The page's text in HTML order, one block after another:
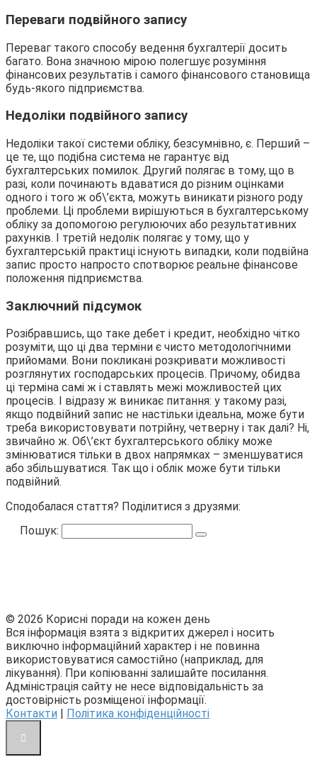
Переваги подвійного запису
Переваг такого способу ведення бухгалтерії досить
багато. Вона значною мірою полегшує розуміння
фінансових результатів і самого фінансового становища
будь-якого підприємства.
Недоліки подвійного запису
Недоліки такої системи обліку, безсумнівно, є. Перший –
це те, що подібна система не гарантує від
бухгалтерських помилок. Другий полягає в тому, що в
разі, коли починають вдаватися до різним оцінками
одного і того ж об\’єкта, можуть виникати різного роду
проблеми. Ці проблеми вирішуються в бухгалтерському
обліку за допомогою регулюючих або результативних
рахунків. І третій недолік полягає у тому, що у
бухгалтерській практиці існують випадки, коли подвійна
запис просто напросто спотворює реальне фінансове
положення підприємства.
Заключний підсумок
Розібравшись, що таке дебет і кредит, необхідно чітко
розуміти, що ці два терміни є чисто методологічними
прийомами. Вони покликані розкривати можливості
розглянутих господарських процесів. Причому, обидва
ці терміна самі ж і ставлять межі можливостей цих
процесів. І відразу ж виникає питання: у такому разі,
якщо подвійний запис не настільки ідеальна, може бути
треба використовувати потрійну, четверну і так далі? Ні,
звичайно ж. Об\’єкт бухгалтерського обліку може
змінюватися тільки в двох напрямках – зменшуватися
або збільшуватися. Так що і облік може бути тільки
подвійний.
Сподобалася стаття? Поділитися з друзями:
Пошук:
© 2026 Корисні поради на кожен день
Вся інформація взята з відкритих джерел і носить
виключно інформаційний характер і не повинна
використовуватися самостійно (наприклад, для
лікування). При копіюванні залишайте посилання.
Адміністрація сайту не несе відповідальність за
достовірність розміщеної інформації.
Контакти
Політика конфіденційності